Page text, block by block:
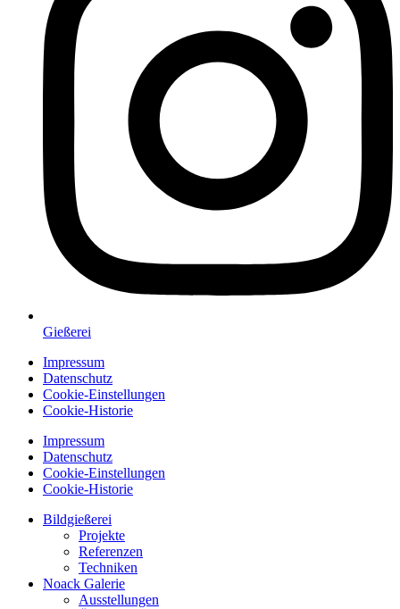
Gießerei
Impressum
Datenschutz
Cookie-Einstellungen
Cookie-Historie
Impressum
Datenschutz
Cookie-Einstellungen
Cookie-Historie
Bildgießerei
Projekte
Referenzen
Techniken
Noack Galerie
Ausstellungen